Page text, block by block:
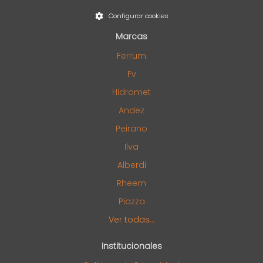
Configurar cookies
Marcas
Ferrum
Fv
Hidromet
Andez
Peirano
Ilva
Alberdi
Rheem
Piazza
Ver todas...
Institucionales